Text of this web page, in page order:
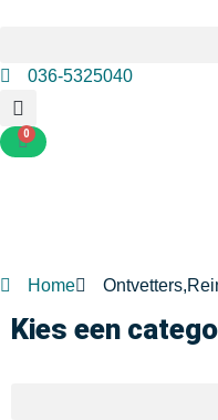
036-5325040
0
Home
Kies een